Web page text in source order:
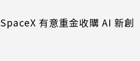
SpaceX 有意重金收購 AI 新創